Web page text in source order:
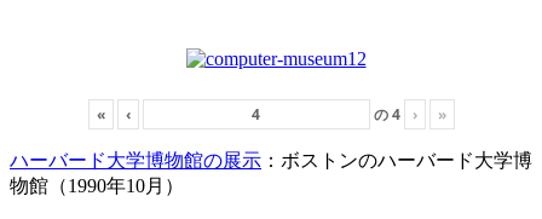
« ‹ の4 › »
ハーバード大学博物館の展示 ：ボストンのハーバード大学博
物館（1990年10月）